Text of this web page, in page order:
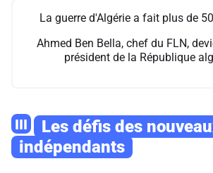
La guerre d'Algérie a fait plus de
Ahmed Ben Bella, chef du FLN,
président de la République
III
Les défis des
indépendants